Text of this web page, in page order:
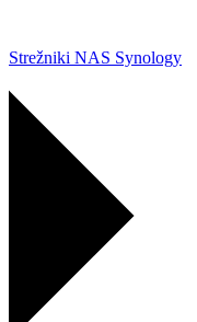
Strežniki NAS Synology